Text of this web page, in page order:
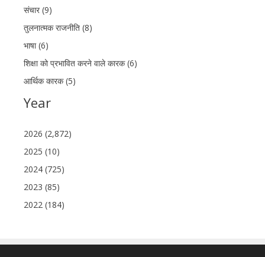
संचार (9)
तुलनात्मक राजनीति (8)
भाषा (6)
शिक्षा को प्रभावित करने वाले कारक (6)
आर्थिक कारक (5)
Year
2026 (2,872)
2025 (10)
2024 (725)
2023 (85)
2022 (184)